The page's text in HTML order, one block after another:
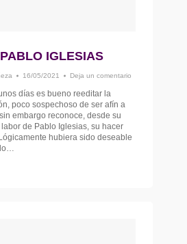
IGLESIAS
16/05/2021 Deja un comentario
días es bueno reeditar la
poco sospechoso de ser afín a
embargo reconoce, desde su
de Pablo Iglesias, su hacer
hubiera sido deseable
lo…